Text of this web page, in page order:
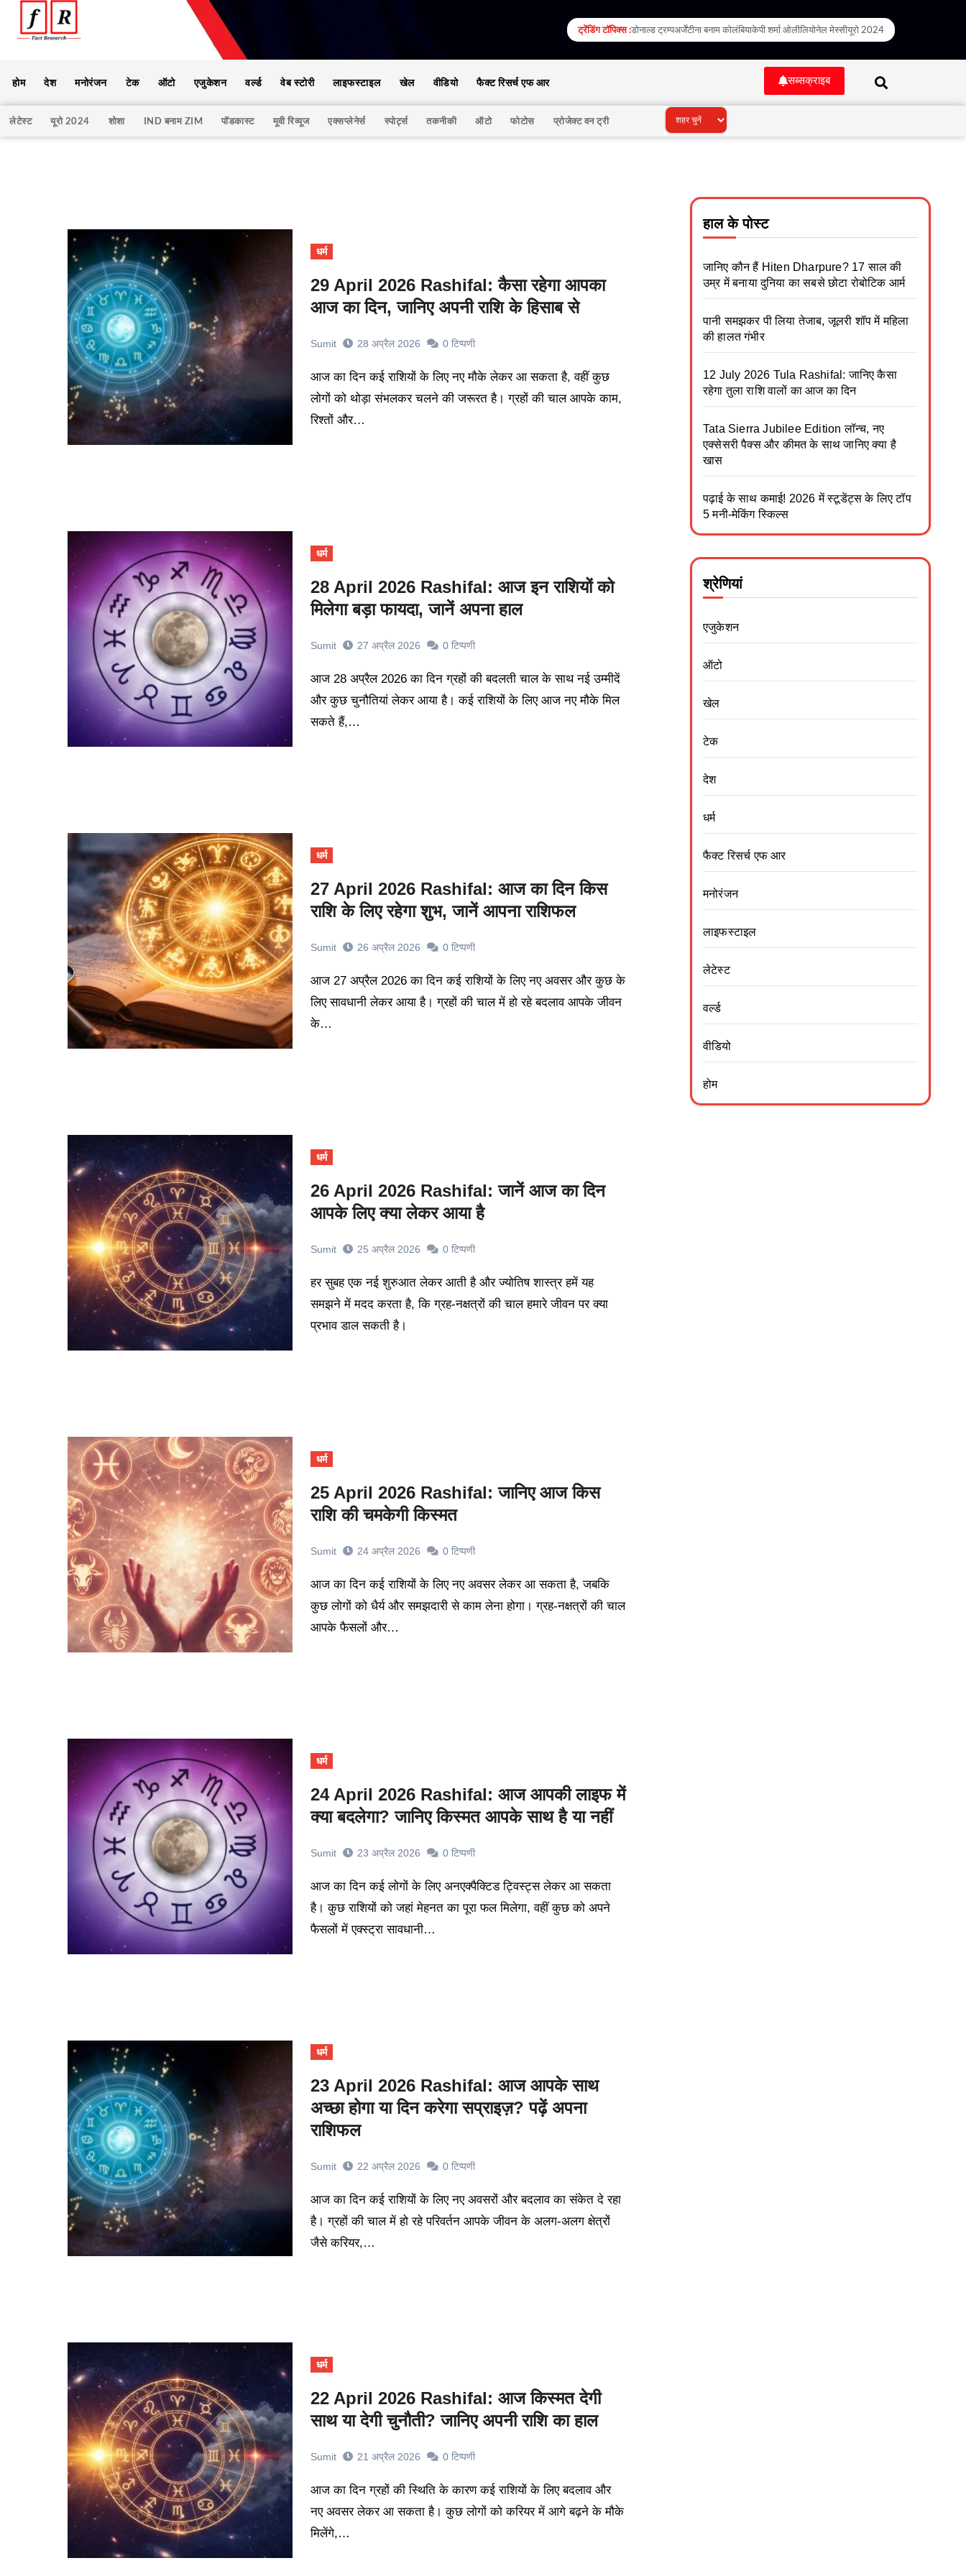
ट्रेंडिंग टॉपिक्स :डोनाल्ड ट्रम्पअर्जेंटीना बनाम कोलंबियाकेपी शर्मा ओलीलियोनेल मेस्सीयूरो 2024
होम देश मनोरंजन टेक ऑटो एजुकेशन वर्ल्ड वेब स्टोरी लाइफस्टाइल खेल वीडियो फैक्ट रिसर्च एफ आर सब्सक्राइब
लेटेस्ट यूरो 2024 शोशा IND बनाम ZIM पॉडकास्ट मूवी रिव्यूज एक्सप्लेनेर्स स्पोर्ट्स तकनीकी ऑटो फोटोस प्रोजेक्ट वन ट्री
धर्म
29 April 2026 Rashifal: कैसा रहेगा आपका
आज का दिन, जानिए अपनी राशि के हिसाब से
Sumit 28 अप्रैल 2026 0 टिप्पणी
आज का दिन कई राशियों के लिए नए मौके लेकर आ सकता है, वहीं कुछ
लोगों को थोड़ा संभलकर चलने की जरूरत है। ग्रहों की चाल आपके काम,
रिश्तों और…
धर्म
28 April 2026 Rashifal: आज इन राशियों को
मिलेगा बड़ा फायदा, जानें अपना हाल
Sumit 27 अप्रैल 2026 0 टिप्पणी
आज 28 अप्रैल 2026 का दिन ग्रहों की बदलती चाल के साथ नई उम्मीदें
और कुछ चुनौतियां लेकर आया है। कई राशियों के लिए आज नए मौके मिल
सकते हैं,…
धर्म
27 April 2026 Rashifal: आज का दिन किस
राशि के लिए रहेगा शुभ, जानें आपना राशिफल
Sumit 26 अप्रैल 2026 0 टिप्पणी
आज 27 अप्रैल 2026 का दिन कई राशियों के लिए नए अवसर और कुछ के
लिए सावधानी लेकर आया है। ग्रहों की चाल में हो रहे बदलाव आपके जीवन
के…
धर्म
26 April 2026 Rashifal: जानें आज का दिन
आपके लिए क्या लेकर आया है
Sumit 25 अप्रैल 2026 0 टिप्पणी
हर सुबह एक नई शुरुआत लेकर आती है और ज्योतिष शास्त्र हमें यह
समझने में मदद करता है, कि ग्रह-नक्षत्रों की चाल हमारे जीवन पर क्या
प्रभाव डाल सकती है।
धर्म
25 April 2026 Rashifal: जानिए आज किस
राशि की चमकेगी किस्मत
Sumit 24 अप्रैल 2026 0 टिप्पणी
आज का दिन कई राशियों के लिए नए अवसर लेकर आ सकता है, जबकि
कुछ लोगों को धैर्य और समझदारी से काम लेना होगा। ग्रह-नक्षत्रों की चाल
आपके फैसलों और…
धर्म
24 April 2026 Rashifal: आज आपकी लाइफ में
क्या बदलेगा? जानिए किस्मत आपके साथ है या नहीं
Sumit 23 अप्रैल 2026 0 टिप्पणी
आज का दिन कई लोगों के लिए अनएक्पैक्टिड ट्विस्ट्स लेकर आ सकता
है। कुछ राशियों को जहां मेहनत का पूरा फल मिलेगा, वहीं कुछ को अपने
फैसलों में एक्स्ट्रा सावधानी…
धर्म
23 April 2026 Rashifal: आज आपके साथ
अच्छा होगा या दिन करेगा सप्राइज़? पढ़ें अपना
राशिफल
Sumit 22 अप्रैल 2026 0 टिप्पणी
आज का दिन कई राशियों के लिए नए अवसरों और बदलाव का संकेत दे रहा
है। ग्रहों की चाल में हो रहे परिवर्तन आपके जीवन के अलग-अलग क्षेत्रों
जैसे करियर,…
धर्म
22 April 2026 Rashifal: आज किस्मत देगी
साथ या देगी चुनौती? जानिए अपनी राशि का हाल
Sumit 21 अप्रैल 2026 0 टिप्पणी
आज का दिन ग्रहों की स्थिति के कारण कई राशियों के लिए बदलाव और
नए अवसर लेकर आ सकता है। कुछ लोगों को करियर में आगे बढ़ने के मौके
मिलेंगे,…
हाल के पोस्ट
जानिए कौन हैं Hiten Dharpure? 17 साल की
उम्र में बनाया दुनिया का सबसे छोटा रोबोटिक आर्म
पानी समझकर पी लिया तेजाब, जूलरी शॉप में महिला
की हालत गंभीर
12 July 2026 Tula Rashifal: जानिए कैसा
रहेगा तुला राशि वालों का आज का दिन
Tata Sierra Jubilee Edition लॉन्च, नए
एक्सेसरी पैक्स और कीमत के साथ जानिए क्या है
खास
पढ़ाई के साथ कमाई! 2026 में स्टूडेंट्स के लिए टॉप
5 मनी-मेकिंग स्किल्स
श्रेणियां
एजुकेशन
ऑटो
खेल
टेक
देश
धर्म
फैक्ट रिसर्च एफ आर
मनोरंजन
लाइफस्टाइल
लेटेस्ट
वर्ल्ड
वीडियो
होम